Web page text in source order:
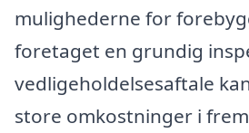
mulighederne for
foretaget en grundig
vedligeholdelsesaftale
store omkostninger i